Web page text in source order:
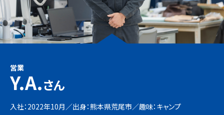
営業
Y.A.さん
入社：2022年10月／出身：熊本県荒尾市／趣味：キャンプ